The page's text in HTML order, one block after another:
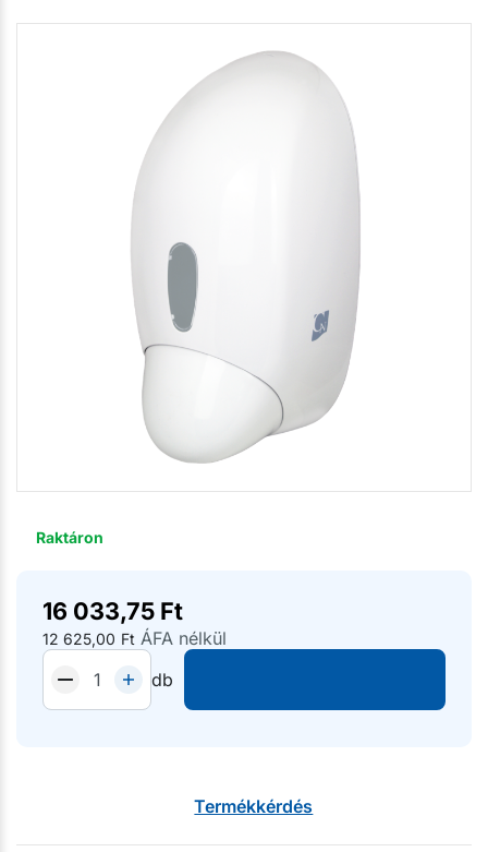
Raktáron
16 033,75 Ft
12 625,00 Ft ÁFA nélkül
db
Termékkérdés